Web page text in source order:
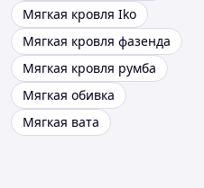
Мягкая кровля Iko
Мягкая кровля фазенда
Мягкая кровля румба
Мягкая обивка
Мягкая вата